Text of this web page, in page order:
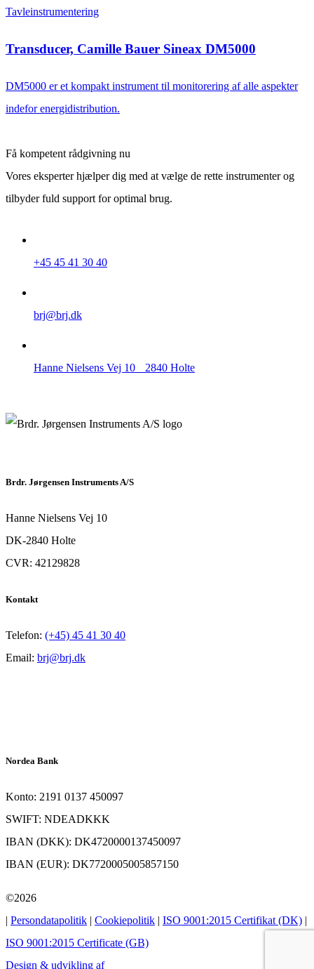
Tavleinstrumentering
Transducer, Camille Bauer Sineax DM5000
DM5000 er et kompakt instrument til monitorering af alle aspekter
indefor energidistribution.
Få kompetent rådgivning nu
Vores eksperter hjælper dig med at vælge de rette instrumenter og
tilbyder fuld support for optimal brug.
+45 45 41 30 40
brj@brj.dk
Hanne Nielsens Vej 10 2840 Holte
Brdr. Jørgensen Instruments A/S
Hanne Nielsens Vej 10
DK-2840 Holte
CVR: 42129828
Kontakt
Telefon: (+45) 45 41 30 40
Email: brj@brj.dk
Nordea Bank
Konto: 2191 0137 450097
SWIFT: NDEADKKK
IBAN (DKK): DK4720000137450097
IBAN (EUR): DK7720005005857150
©2026
| Persondatapolitik | Cookiepolitik | ISO 9001:2015 Certifikat (DK) |
ISO 9001:2015 Certificate (GB)
Design & udvikling af